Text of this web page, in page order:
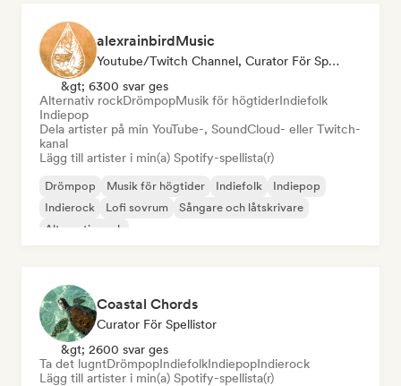
alexrainbirdMusic
Youtube/Twitch Channel, Curator För Spellistor
&gt; 6300 svar ges
Alternativ rockDrömpopMusik för högtiderIndiefolk
Indiepop
Dela artister på min YouTube-, SoundCloud- eller Twitch-
kanal
Lägg till artister i min(a) Spotify-spellista(r)
Drömpop Musik för högtider Indiefolk
Indiepop
Indierock
Lofi sovrum
Sångare och låtskrivare
Alternativ rock
Coastal Chords
Curator För Spellistor
&gt; 2600 svar ges
Ta det lugntDrömpopIndiefolkIndiepopIndierock
Lägg till artister i min(a) Spotify-spellista(r)